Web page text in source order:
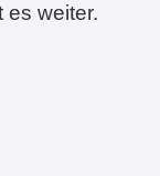
es weiter.